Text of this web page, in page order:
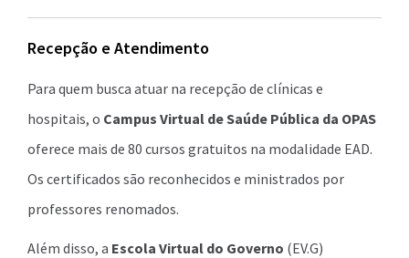
Recepção e Atendimento
Para quem busca atuar na recepção de clínicas e
hospitais, o Campus Virtual de Saúde Pública da OPAS
oferece mais de 80 cursos gratuitos na modalidade EAD.
Os certificados são reconhecidos e ministrados por
professores renomados.
Além disso, a Escola Virtual do Governo (EV.G)